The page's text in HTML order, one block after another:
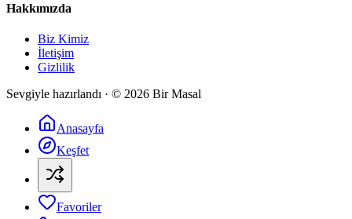
Hakkımızda
Biz Kimiz
İletişim
Gizlilik
Sevgiyle hazırlandı · © 2026 Bir Masal
Anasayfa
Keşfet
Favoriler